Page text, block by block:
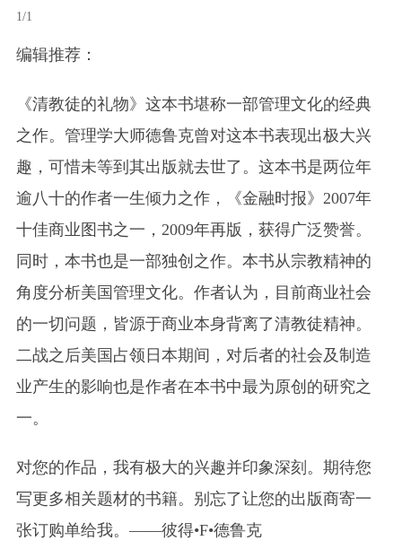
1/1
编辑推荐：
《清教徒的礼物》这本书堪称一部管理文化的经典
之作。管理学大师德鲁克曾对这本书表现出极大兴
趣，可惜未等到其出版就去世了。这本书是两位年
逾八十的作者一生倾力之作，《金融时报》2007年
十佳商业图书之一，2009年再版，获得广泛赞誉。
同时，本书也是一部独创之作。本书从宗教精神的
角度分析美国管理文化。作者认为，目前商业社会
的一切问题，皆源于商业本身背离了清教徒精神。
二战之后美国占领日本期间，对后者的社会及制造
业产生的影响也是作者在本书中最为原创的研究之
一。
对您的作品，我有极大的兴趣并印象深刻。期待您
写更多相关题材的书籍。别忘了让您的出版商寄一
张订购单给我。 ——彼得•F•德鲁克